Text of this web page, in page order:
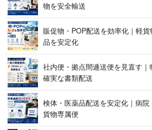
物を 安 全 輸 送
販促物・POP配送を効率化｜軽
品 を 安 定 化
社内便・拠点間逓送便を見直す｜
確実な 書 類 配 送
検体・医薬品配送を安定化｜病
貨 物 専 属 便